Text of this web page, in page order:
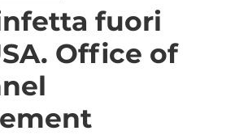
fuori
Office of